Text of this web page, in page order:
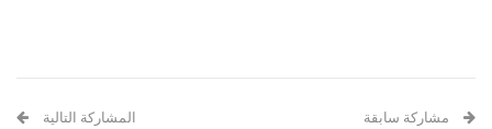
مشاركة سابقة المشاركة التالية